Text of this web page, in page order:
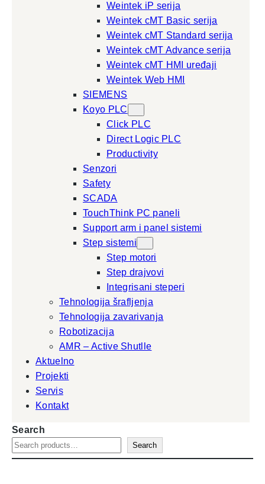
Weintek iP serija
Weintek cMT Basic serija
Weintek cMT Standard serija
Weintek cMT Advance serija
Weintek cMT HMI uređaji
Weintek Web HMI
SIEMENS
Koyo PLC
Click PLC
Direct Logic PLC
Productivity
Senzori
Safety
SCADA
TouchThink PC paneli
Support arm i panel sistemi
Step sistemi
Step motori
Step drajvovi
Integrisani steperi
Tehnologija šrafljenja
Tehnologija zavarivanja
Robotizacija
AMR – Active Shutlle
Aktuelno
Projekti
Servis
Kontakt
Search
Search